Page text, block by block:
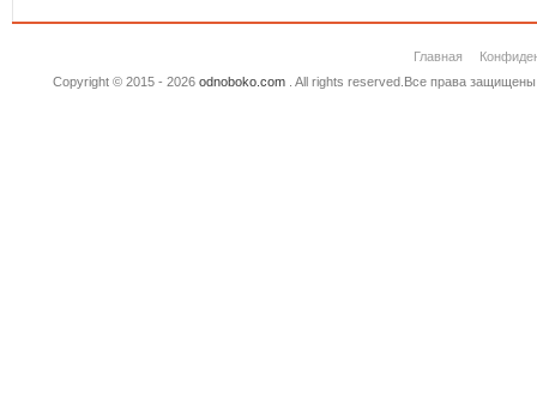
Главная
Copyright © 2015 - 2026 odnoboko.com. All rights reserved.Все права защищены.